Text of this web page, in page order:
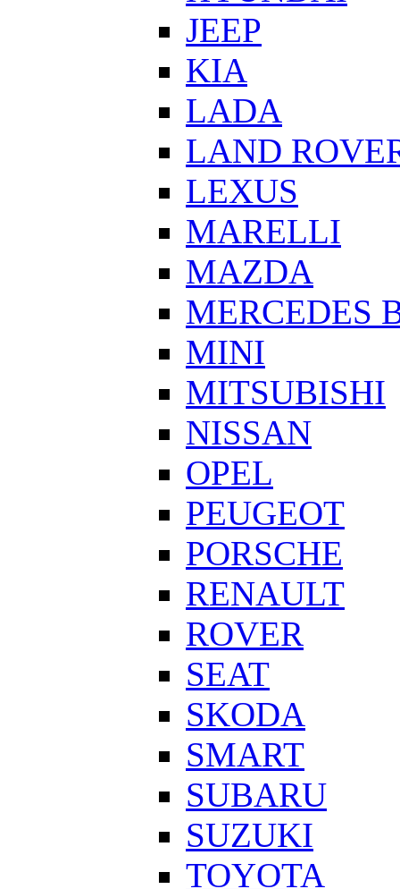
JEEP
KIA
LADA
LAND
LEXUS
MARELLI
MAZDA
MERCEDES
MINI
MITSUBISHI
NISSAN
OPEL
PEUGEOT
PORSCHE
RENAULT
ROVER
SEAT
SKODA
SMART
SUBARU
SUZUKI
TOYOTA